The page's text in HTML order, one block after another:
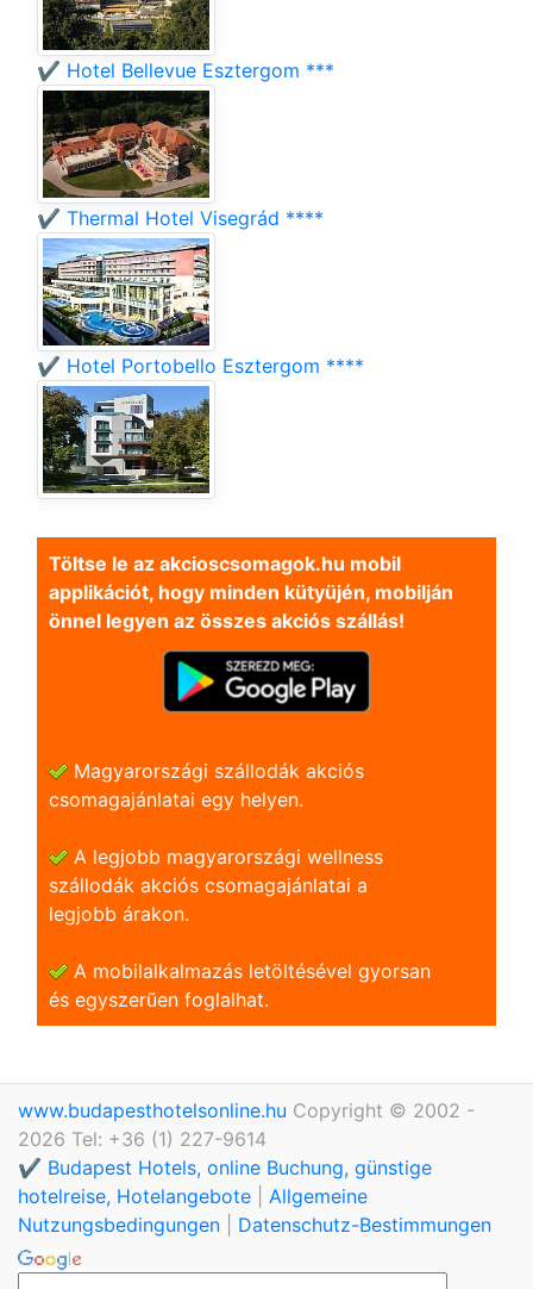
✔️ Hotel Bellevue Esztergom ***
✔️ Thermal Hotel Visegrád ****
✔️ Hotel Portobello Esztergom ****
Töltse le az akcioscsomagok.hu mobil
applikációt, hogy minden kütyüjén, mobilján
önnel legyen az összes akciós szállás!
Magyarországi szállodák akciós
csomagajánlatai egy helyen.
A legjobb magyarországi wellness
szállodák akciós csomagajánlatai a
legjobb árakon.
A mobilalkalmazás letöltésével gyorsan
és egyszerũen foglalhat.
www.budapesthotelsonline.hu Copyright © 2002 -
2026 Tel: +36 (1) 227-9614
✔️ Budapest Hotels, online Buchung, günstige
hotelreise, Hotelangebote
Allgemeine
Nutzungsbedingungen
Datenschutz-Bestimmungen